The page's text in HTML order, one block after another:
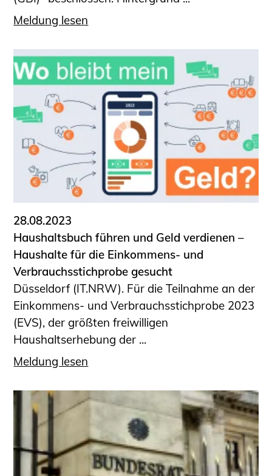
Meldung lesen
28.08.2023
Haushaltsbuch führen und Geld verdienen –
Haushalte für die Einkommens- und
Verbrauchsstichprobe gesucht
Düsseldorf (IT.NRW). Für die Teilnahme an der
Einkommens- und Verbrauchsstichprobe 2023
(EVS), der größten freiwilligen
Haushaltserhebung der ...
Meldung lesen